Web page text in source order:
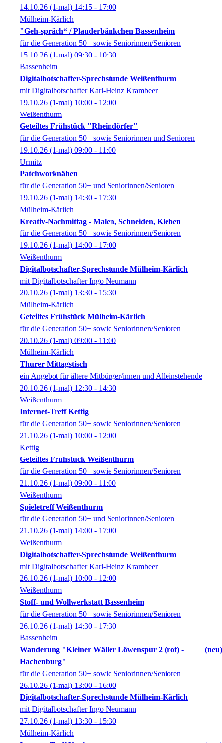
14.10.26 (1-mal) 14:15 - 17:00
Mülheim-Kärlich
"Geh-spräch“ / Plauderbänkchen Bassenheim
für die Generation 50+ sowie Seniorinnen/Senioren
15.10.26 (1-mal) 09:30 - 10:30
Bassenheim
Digitalbotschafter-Sprechstunde Weißenthurm
mit Digitalbotschafter Karl-Heinz Krambeer
19.10.26 (1-mal) 10:00 - 12:00
Weißenthurm
Geteiltes Frühstück "Rheindörfer"
für die Generation 50+ sowie Seniorinnen und Senioren
19.10.26 (1-mal) 09:00 - 11:00
Urmitz
Patchworknähen
für die Generation 50+ und Seniorinnen/Senioren
19.10.26 (1-mal) 14:30 - 17:30
Mülheim-Kärlich
Kreativ-Nachmittag - Malen, Schneiden, Kleben
für die Generation 50+ sowie Seniorinnen/Senioren
19.10.26 (1-mal) 14:00 - 17:00
Weißenthurm
Digitalbotschafter-Sprechstunde Mülheim-Kärlich
mit Digitalbotschafter Ingo Neumann
20.10.26 (1-mal) 13:30 - 15:30
Mülheim-Kärlich
Geteiltes Frühstück Mülheim-Kärlich
für die Generation 50+ sowie Seniorinnen/Senioren
20.10.26 (1-mal) 09:00 - 11:00
Mülheim-Kärlich
Thurer Mittagstisch
ein Angebot für ältere Mitbürger/innen und Alleinstehende
20.10.26 (1-mal) 12:30 - 14:30
Weißenthurm
Internet-Treff Kettig
für die Generation 50+ sowie Seniorinnen/Senioren
21.10.26 (1-mal) 10:00 - 12:00
Kettig
Geteiltes Frühstück Weißenthurm
für die Generation 50+ sowie Seniorinnen/Senioren
21.10.26 (1-mal) 09:00 - 11:00
Weißenthurm
Spieletreff Weißenthurm
für die Generation 50+ und Seniorinnen/Senioren
21.10.26 (1-mal) 14:00 - 17:00
Weißenthurm
Digitalbotschafter-Sprechstunde Weißenthurm
mit Digitalbotschafter Karl-Heinz Krambeer
26.10.26 (1-mal) 10:00 - 12:00
Weißenthurm
Stoff- und Wollwerkstatt Bassenheim
für die Generation 50+ sowie Seniorinnen/Senioren
26.10.26 (1-mal) 14:30 - 17:30
Bassenheim
Wanderung "Kleiner Wäller Löwenspur 2 (rot) -
Hachenburg"
neu
für die Generation 50+ sowie Seniorinnen/Senioren
26.10.26 (1-mal) 13:00 - 16:00
Digitalbotschafter-Sprechstunde Mülheim-Kärlich
mit Digitalbotschafter Ingo Neumann
27.10.26 (1-mal) 13:30 - 15:30
Mülheim-Kärlich